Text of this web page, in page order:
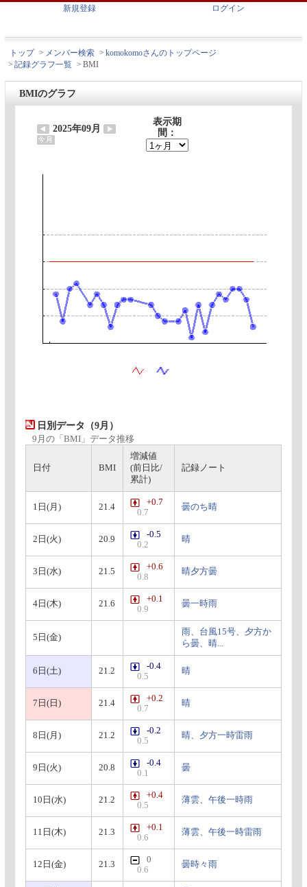
新規登録 ログイン
トップ > メンバー検索 > komokomoさんのトップページ
> 記録グラフ一覧 > BMI
BMIのグラフ
2025年09月
表示期
間：
日別データ（9月）
9月の「BMI」データ推移
日付 BMI
増減値
(前日比/
累計)
記録ノート
1日(月) 21.4
+0.7
0.7
曇のち晴
2日(火) 20.9
-0.5
0.2
晴
3日(水) 21.5
+0.6
0.8
晴夕方曇
4日(木) 21.6
+0.1
0.9
曇一時雨
5日(金)
雨、台風15号、夕方か
ら曇、晴...
6日(土) 21.2
-0.4
0.5
晴
7日(日) 21.4
+0.2
0.7
晴
8日(月) 21.2
-0.2
0.5
晴、夕方一時雷雨
9日(火) 20.8
-0.4
0.1
曇
10日(水) 21.2
+0.4
0.5
薄雲、午後一時雨
11日(木) 21.3
+0.1
0.6
薄雲、午後一時雷雨
12日(金) 21.3
0
0.6
曇時々雨